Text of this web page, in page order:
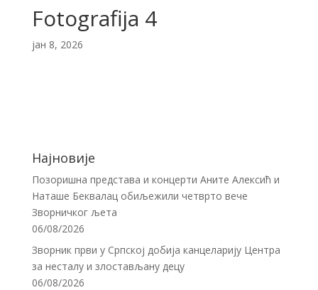
Fotografija 4
јан 8, 2026
Најновије
Позоришна представа и концерти Аните Алексић и
Наташе Беквалац обиљежили четврто вече
Зворничког љета
06/08/2026
Зворник први у Српској добија канцеларију Центра
за несталу и злостављану децу
06/08/2026